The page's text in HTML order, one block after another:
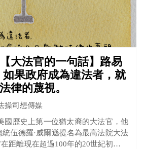
大法官的一句話】路易
如果政府成為違法者，就
律的蔑視。
操司想傳媒
國歷史上第一位猶太裔的大法官，他
伍德羅·威爾遜提名為最高法院大法
距離現在超過100年的20世紀初期就